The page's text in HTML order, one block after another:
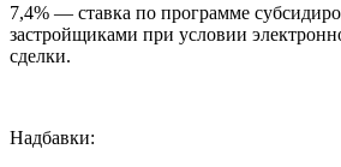
7,4% — ставка по программе
застройщиками при условии
сделки.
Надбавки: